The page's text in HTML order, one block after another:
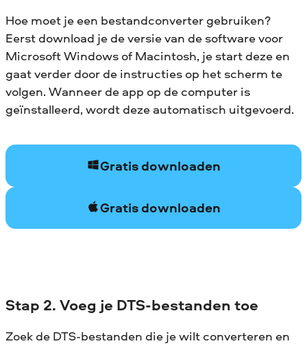
Hoe moet je een bestandconverter gebruiken?
Eerst download je de versie van de software voor
Microsoft Windows of Macintosh, je start deze en
gaat verder door de instructies op het scherm te
volgen. Wanneer de app op de computer is
geïnstalleerd, wordt deze automatisch uitgevoerd.
Gratis downloaden
Gratis downloaden
Stap 2. Voeg je DTS-bestanden toe
Zoek de DTS-bestanden die je wilt converteren en